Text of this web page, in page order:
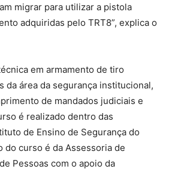
migrar para utilizar a pistola
adquiridas pelo TRT8”, explica o
em armamento de tiro
da área da segurança institucional,
de mandados judiciais e
é realizado dentro das
de Ensino de Segurança do
do curso é da Assessoria de
Pessoas com o apoio da